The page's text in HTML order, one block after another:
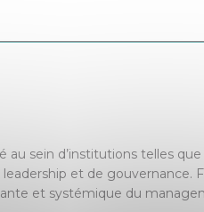
sein d’institutions telles
et de
et systémique du